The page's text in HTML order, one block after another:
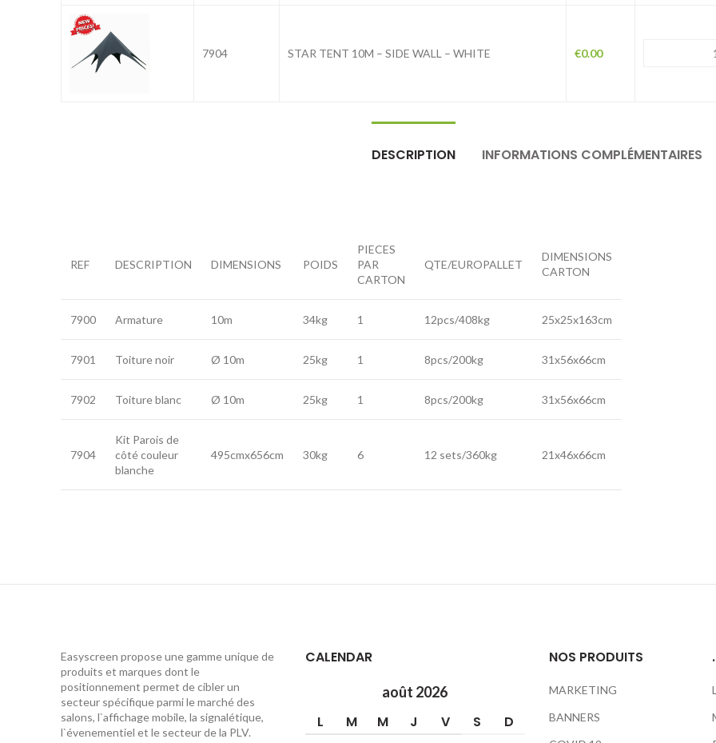
7904 STAR TENT 10M – SIDE WALL – WHITE €0.00
DESCRIPTION INFORMATIONS COMPLÉMENTAIRES
REF DESCRIPTION DIMENSIONS POIDS
PIECES
PAR
CARTON
QTE/EUROPALLET
DIMENSIONS
CARTON
7900 Armature 10m 34kg 1 12pcs/408kg 25x25x163cm
7901 Toiture noir Ø 10m 25kg 1 8pcs/200kg 31x56x66cm
7902 Toiture blanc Ø 10m 25kg 1 8pcs/200kg 31x56x66cm
7904
Kit Parois de
côté couleur
blanche
495cmx656cm 30kg 6 12 sets/360kg 21x46x66cm
Easyscreen propose une gamme unique de
produits et marques dont le
positionnement permet de cibler un
secteur spécifique parmi le marché des
salons, l`affichage mobile, la signalétique,
l`évenementiel et le secteur de la PLV.
CALENDAR
août 2026
L M M J V S D
NOS PRODUITS
MARKETING
BANNERS
.